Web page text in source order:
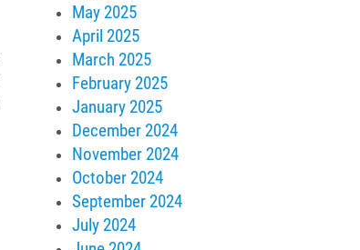
May 2025
April 2025
March 2025
February 2025
January 2025
December 2024
November 2024
October 2024
September 2024
July 2024